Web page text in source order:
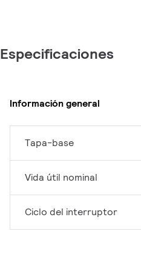
Especificaciones
Información general
Tapa-base
Vida útil nominal
Ciclo del interruptor